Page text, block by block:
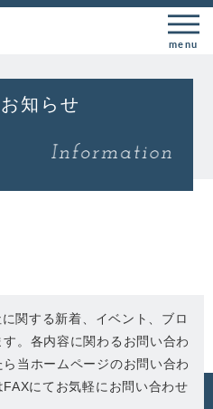
menu
お知らせ
関する新着、イベント、ブロ
。各内容に関わるお問い合わ
当ホームページのお問い合わ
にてお気軽にお問い合わせ